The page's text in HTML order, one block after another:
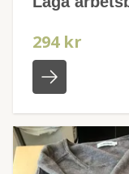
294 kr